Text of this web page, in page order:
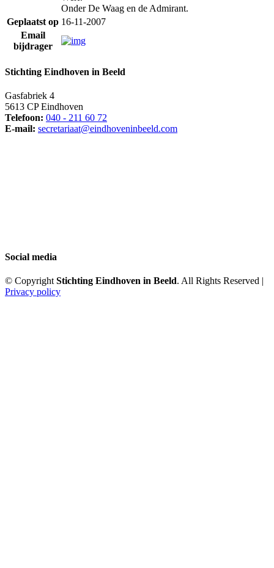
Onder De Waag en de Admirant.
Geplaatst op 16-11-2007
Email
bijdrager
Stichting Eindhoven in Beeld
Gasfabriek 4
5613 CP Eindhoven
Telefoon: 040 - 211 60 72
E-mail: secretariaat@eindhoveninbeeld.com
Social media
© Copyright Stichting Eindhoven in Beeld. All Rights Reserved |
Privacy policy